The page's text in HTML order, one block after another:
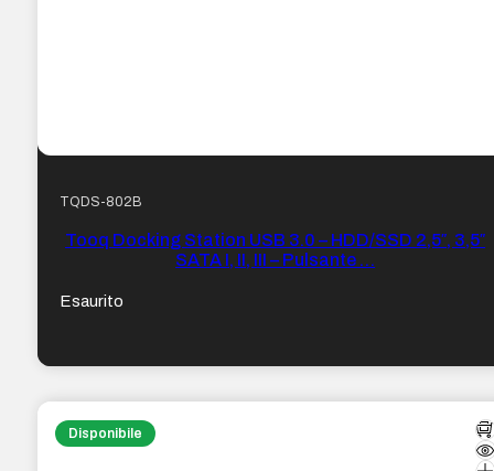
TQDS-802B
Tooq Docking Station USB 3.0 – HDD/SSD 2,5″, 3,5″
SATA I, II, III – Pulsante …
Esaurito
Disponibile